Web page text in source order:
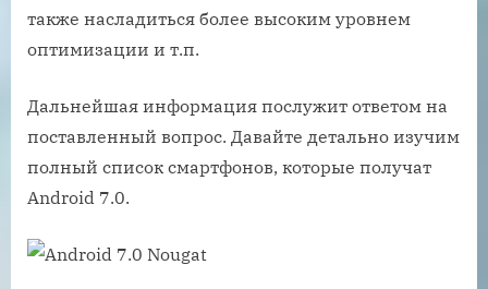
также насладиться более высоким уровнем
оптимизации и т.п.
Дальнейшая информация послужит ответом на
поставленный вопрос. Давайте детально изучим
полный список смартфонов, которые получат
Android 7.0.